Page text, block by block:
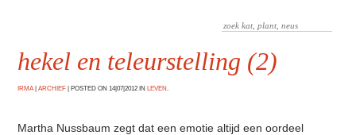
hekel en teleurstelling (2)
IRMA|ARCHIEF POSTED ON 14|07|2012 IN LEVEN.
Martha Nussbaum zegt dat een emotie altijd een oordeel